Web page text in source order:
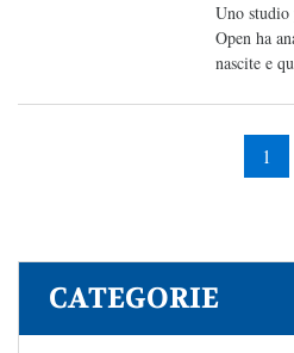
Uno
Open ha
nascite e
1
CATEGORIE